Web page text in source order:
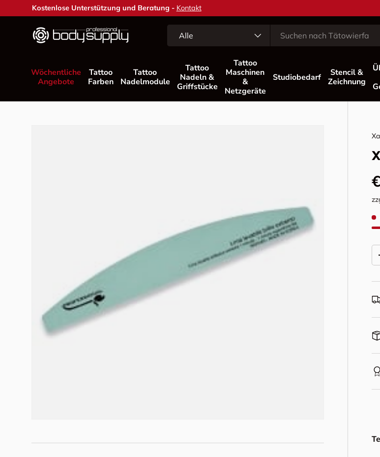
Direkt zum Inhalt
Kostenlose Unterstützung und Beratung - Kontakt
Alle
Wöchentliche
Angebote
Tattoo
Farben
Tattoo
Nadelmodule
Tattoo
Nadeln &
Griffstücke
Tattoo
Maschinen
&
Netzgeräte
Studiobedarf
Stencil &
Zeichnung